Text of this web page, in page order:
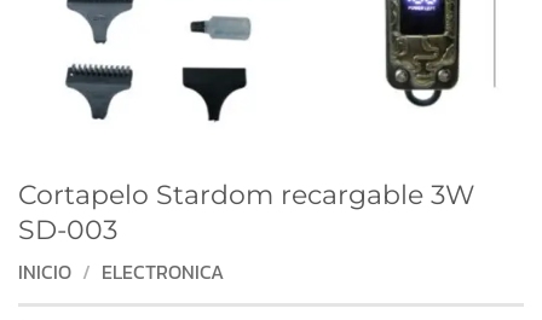
Cortapelo Stardom recargable 3W
SD-003
INICIO / ELECTRONICA